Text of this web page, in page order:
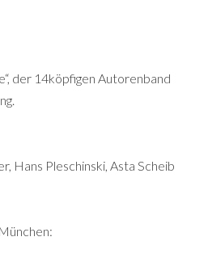
der 14köpfigen Autorenband
Hans Pleschinski, Asta Scheib